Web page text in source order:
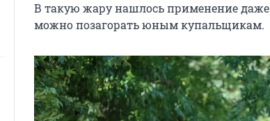
В такую жару нашлось применение даже
можно позагорать юным купальщикам.